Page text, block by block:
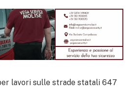
lavori sulle strade statali 647